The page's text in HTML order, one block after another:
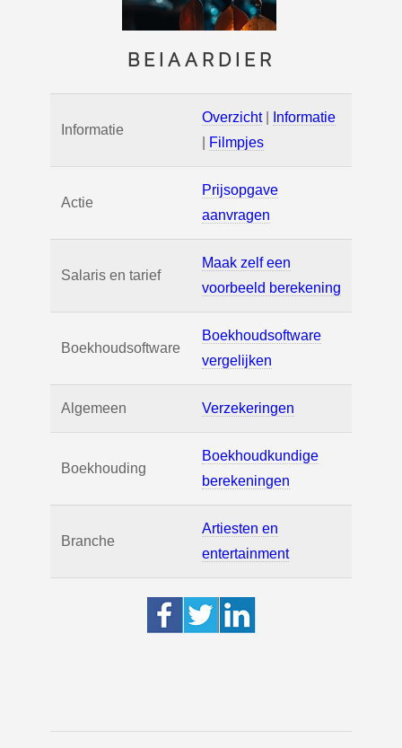
BEIAARDIER
Informatie
Overzicht|
Informatie
Filmpjes
Actie
Prijsopgave
aanvragen
Salaris en tarief
Maak zelf een
voorbeeld berekening
Boekhoudsoftware
Boekhoudsoftware
vergelijken
Algemeen Verzekeringen
Boekhouding
Boekhoudkundige
berekeningen
Branche
Artiesten en
entertainment